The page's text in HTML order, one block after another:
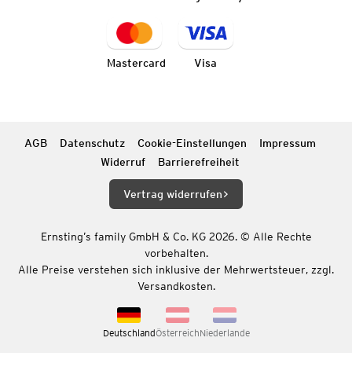
Mastercard Visa
AGB Datenschutz Cookie-Einstellungen
Impressum
Widerruf
Barrierefreiheit
Vertrag widerrufen
Ernsting’s family GmbH & Co. KG 2026. © Alle Rechte
vorbehalten.
Alle Preise verstehen sich inklusive der Mehrwertsteuer, zzgl.
Versandkosten.
DeutschlandÖsterreichNiederlande